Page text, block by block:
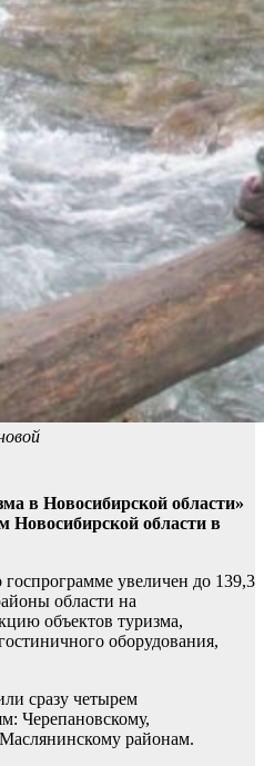
в Новосибирской области»
Новосибирской области в
увеличен до 139,3
области на
объектов туризма,
оборудования,
сразу четырем
Черепановскому,
районам.